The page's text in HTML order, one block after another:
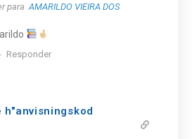
para AMARILDO VIEIRA DOS
Responder
h"anvisningskod